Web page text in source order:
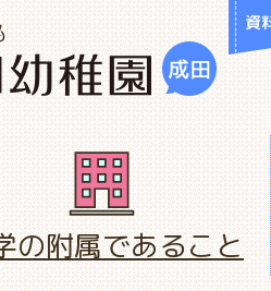
資
の附属であること